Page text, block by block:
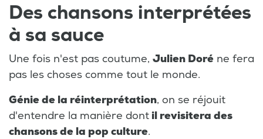
Des chansons interprétées
à sa sauce
Une fois n'est pas coutume, Julien Doré ne fera
pas les choses comme tout le monde.
Génie de la réinterprétation, on se réjouit
d'entendre la manière dontil revisitera des
chansons de la pop culture.